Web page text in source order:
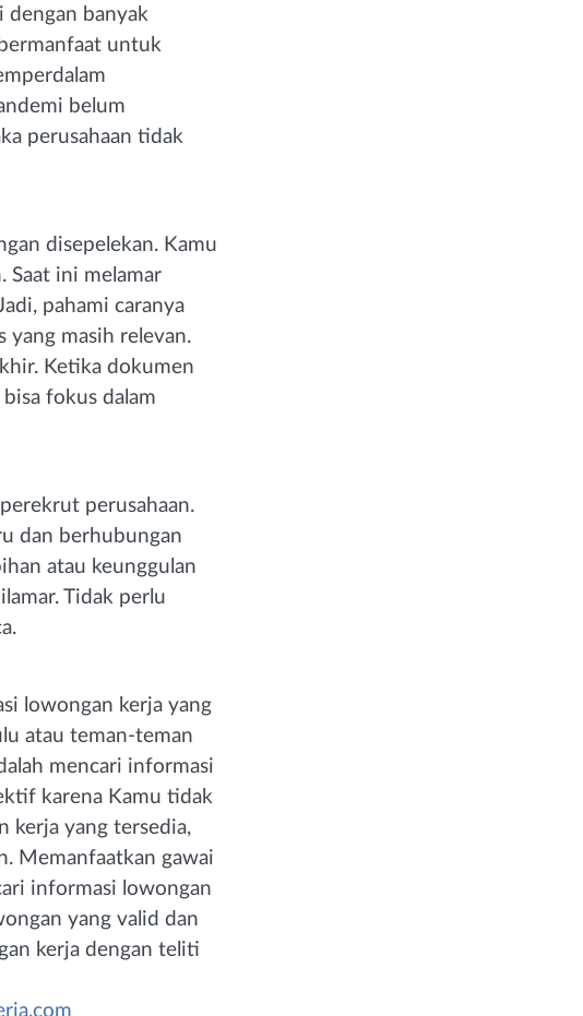
dengan banyak
untuk
belum
perusahaan tidak
disepelekan. Kamu
Saat ini melamar
pahami caranya
yang masih relevan.
Ketika dokumen
fokus dalam
perusahaan.
dan berhubungan
atau keunggulan
Tidak perlu
lowongan kerja yang
atau teman-teman
mencari informasi
karena Kamu tidak
kerja yang tersedia,
Memanfaatkan gawai
informasi lowongan
yang valid dan
kerja dengan teliti